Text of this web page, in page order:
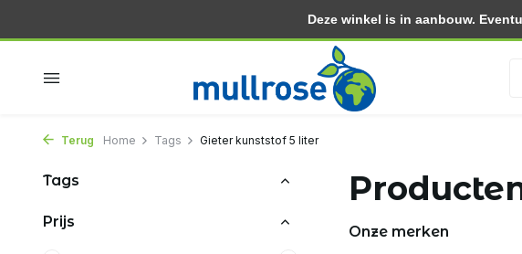
Gratis thuisbezorgd vanaf 30.- (NL)
Terug Home Tags Gieter kunststof 5 liter
Tags
Prijs
Onze merken
Deze winkel is in aanbouw.